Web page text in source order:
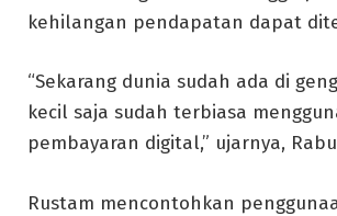
kehilangan pendapatan dapat
“Sekarang dunia sudah ada di
kecil saja sudah terbiasa
pembayaran digital,” ujarnya,
Rustam mencontohkan